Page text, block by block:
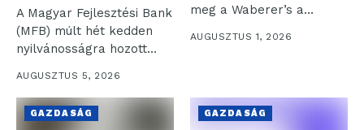
A Magyar Fejlesztési Bank
(MFB) múlt hét kedden
nyilvánosságra hozott
értelmében...
AUGUSZTUS 5, 2026
meg a Waberer’s a
AUGUSZTUS 1, 2026
GAZDASÁG GAZDASÁG